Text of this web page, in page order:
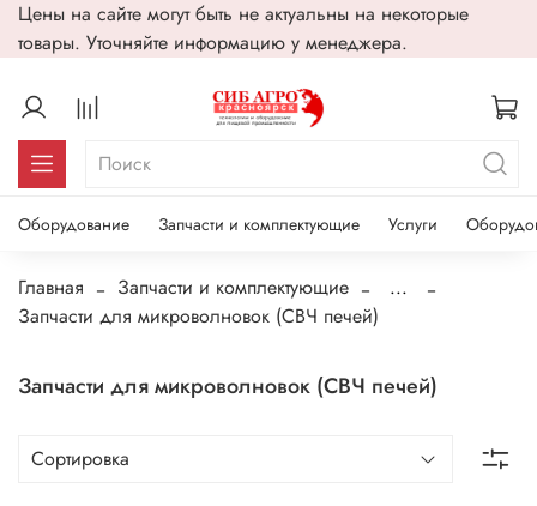
Цены на сайте могут быть не актуальны на некоторые
товары. Уточняйте информацию у менеджера.
Оборудование Запчасти и комплектующие Услуги
Главная Запчасти и комплектующие
...
Запчасти для микроволновок (СВЧ печей)
Запчасти для микроволновок (СВЧ печей)